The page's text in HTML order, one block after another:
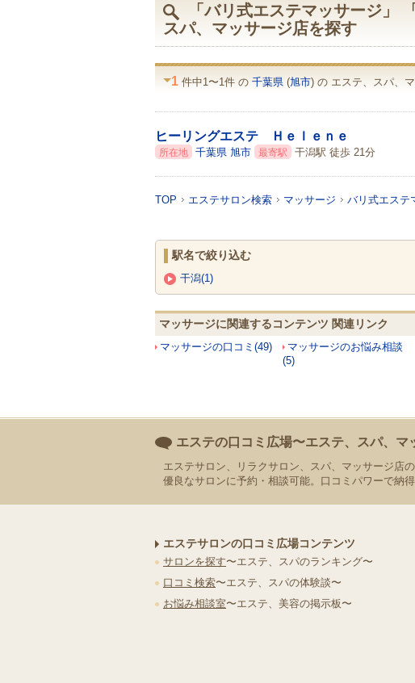
「バリ式エステマッサージ」
スパ、マッサージ店を探す
1 件中1〜1件 の 千葉県 (旭市) の エステ、スパ、
ヒーリングエステ Ｈｅｌｅｎｅ
所在地 千葉県 旭市 最寄駅 干潟駅 徒歩 21分
TOP エステサロン検索 マッサージ バリ式エステ
駅名で絞り込む
干潟(1)
マッサージに関連するコンテンツ 関連リンク
マッサージの口コミ(49)
マッサージのお悩み相談
(5)
エステの口コミ広場〜エステ、スパ、マ
エステサロン、リラクサロン、スパ、マッサージ店
優良なサロンに予約・相談可能。口コミパワーで納
エステサロンの口コミ広場コンテンツ
サロンを探す〜エステ、スパのランキング〜
口コミ検索〜エステ、スパの体験談〜
お悩み相談室〜エステ、美容の掲示板〜